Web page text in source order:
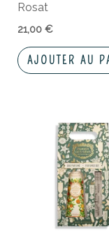
Rosat
21,00€
AJOUTER AU